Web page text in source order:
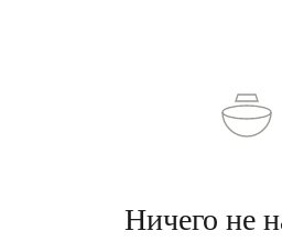
Ничего не